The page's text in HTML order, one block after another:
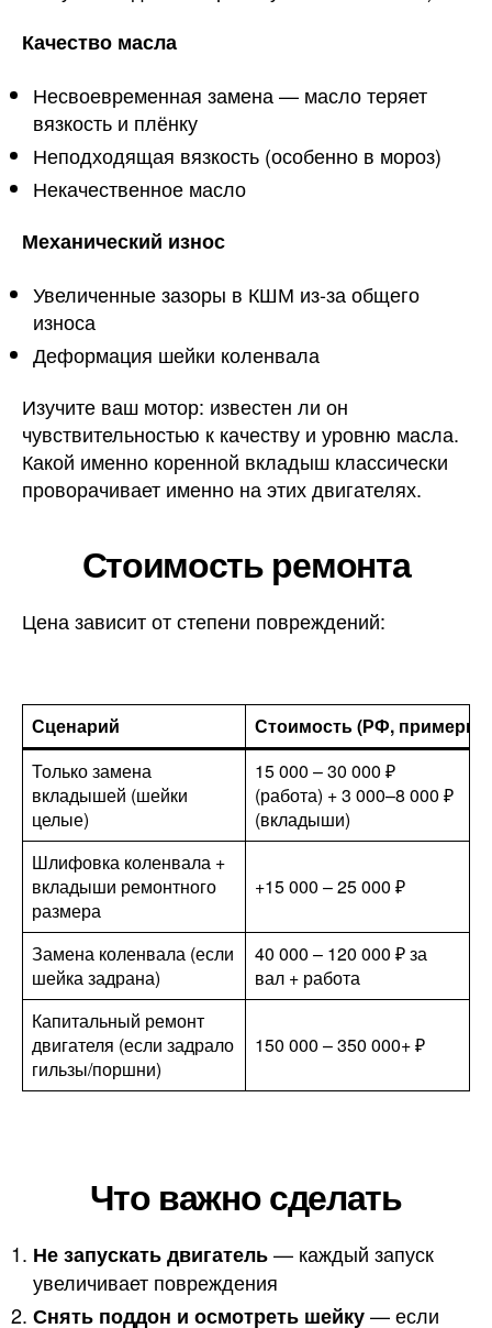
Качество масла
Несвоевременная замена — масло теряет
вязкость и плёнку
Неподходящая вязкость (особенно в мороз)
Некачественное масло
Механический износ
Увеличенные зазоры в КШМ из-за общего
износа
Деформация шейки коленвала
Изучите ваш мотор: известен ли он
чувствительностью к качеству и уровню масла.
Какой именно коренной вкладыш классически
проворачивает именно на этих двигателях.
Стоимость ремонта
Цена зависит от степени повреждений:
Сценарий
Стоимость (РФ, примерно)
Только замена
вкладышей (шейки
целые)
15 000 – 30 000 ₽
(работа) + 3 000–8 000 ₽
(вкладыши)
Шлифовка коленвала +
вкладыши ремонтного
размера
+15 000 – 25 000 ₽
Замена коленвала (если
шейка задрана)
40 000 – 120 000 ₽ за
вал + работа
Капитальный ремонт
двигателя (если задрало
гильзы/поршни)
150 000 – 350 000+ ₽
Что важно сделать
Не запускать двигатель— каждый запуск
увеличивает повреждения
Снять поддон и осмотреть шейку— если